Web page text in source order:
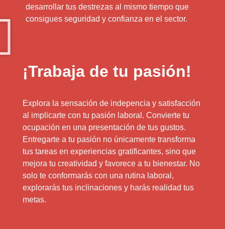
desarrollar tus destrezas al mismo tiempo que
consigues seguridad y confianza en el sector.
¡Trabaja de tu pasión!
Explora la sensación de indepencia y satisfacción
al implicarte con tu pasión laboral. Convierte tu
ocupación en una presentación de tus gustos.
Entregarte a tu pasión no únicamente transforma
tus tareas en experiencias gratificantes, sino que
mejora tu creatividad y favorece a tu bienestar. No
solo te conformarás con una rutina laboral,
explorarás tus inclinaciones y harás realidad tus
metas.